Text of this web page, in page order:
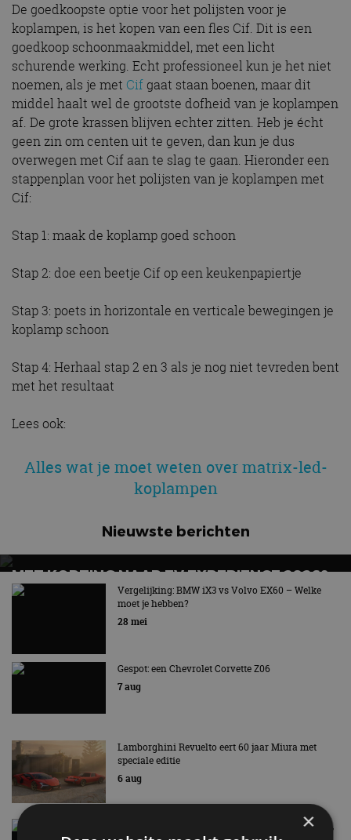
De goedkoopste optie voor het polijsten voor je
koplampen, is het kopen van een fles Cif. Dit is een
goedkoop schoonmaakmiddel, met een licht
schurende werking. Echt professioneel kun je het niet
noemen, als je met Cif gaat staan boenen, maar dit
middel haalt wel de grootste dofheid van je koplampen
af. De grote krassen blijven echter zitten. Heb je écht
geen zin om centen uit te geven, dan kun je dus
overwegen met Cif aan te slag te gaan. Hieronder een
stappenplan voor het polijsten van je koplampen met
Cif:
Stap 1: maak de koplamp goed schoon
Stap 2: doe een beetje Cif op een keukenpapiertje
Stap 3: poets in horizontale en verticale bewegingen je
koplamp schoon
Stap 4: Herhaal stap 2 en 3 als je nog niet tevreden bent
met het resultaat
Lees ook:
Alles wat je moet weten over matrix-led-
koplampen
Nieuwste berichten
MET KORTING NAAR EV EXPERIENCE 2026?
AUTORAI REGELT HET!
EV Experience 2026 van 24 tot 26 september
Vergelijking: BMW iX3 vs Volvo EX60 – Welke
moet je hebben?
28 mei
Gespot: een Chevrolet Corvette Z06
7 aug
Lamborghini Revuelto eert 60 jaar Miura met
speciale editie
6 aug
Carbon fibre op je laadkabel: nergens voor nodig,
×